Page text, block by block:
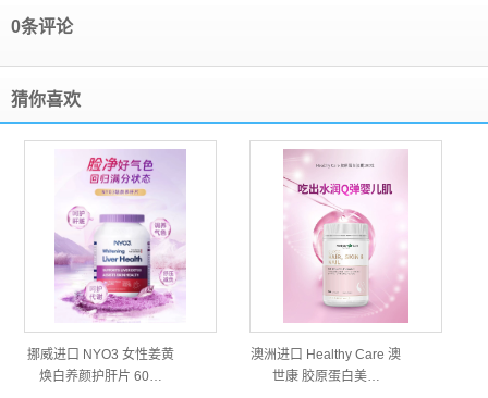
0条评论
猜你喜欢
挪威进口 NYO3 女性姜黄
焕白养颜护肝片 60…
澳洲进口 Healthy Care 澳
世康 胶原蛋白美…